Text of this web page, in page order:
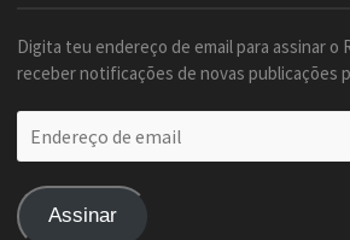
Digita teu endereço de email para assinar o
receber notificações de novas publicações
de
Assinar